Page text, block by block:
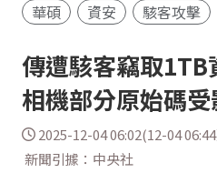
華碩
資安 駭客攻擊
傳遭駭客竊取1TB
相機部分原始碼
2025-12-04 06:02(12-04
新聞引據：中央社